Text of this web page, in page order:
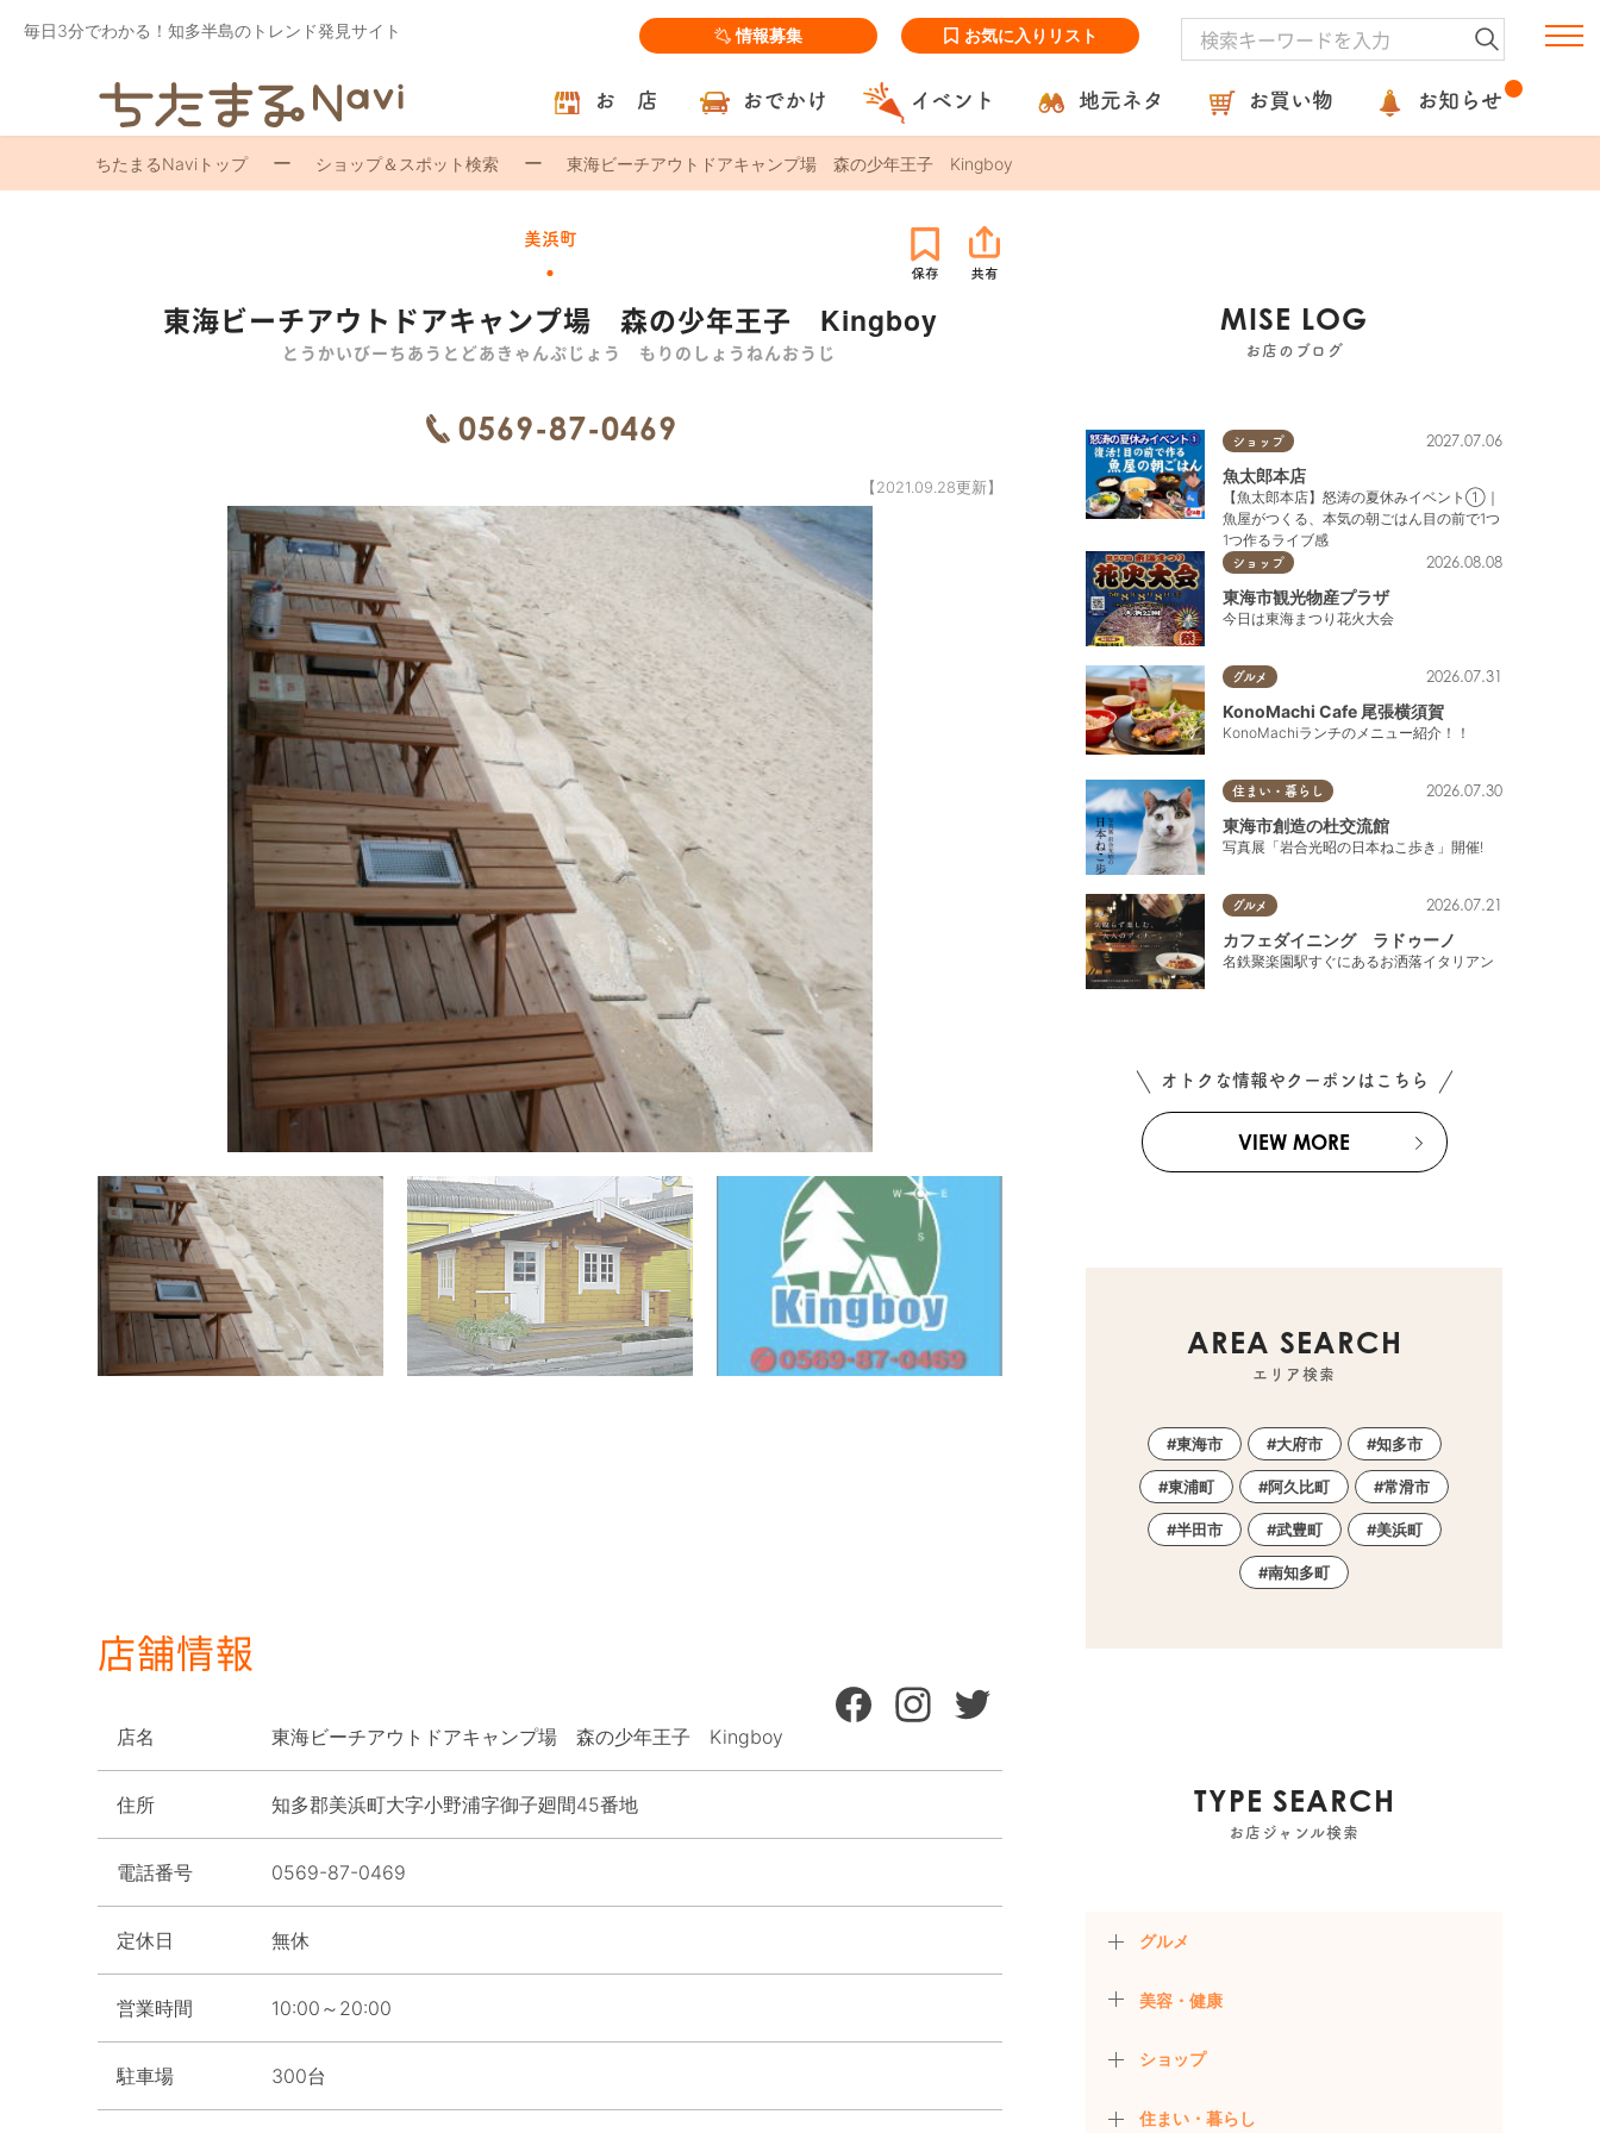
毎日3分でわかる！知多半島のトレンド発見サイト 情報募集 お気に入りリスト
お 店 おでかけ イベント 地元ネタ お買い物 お知らせ
ちたまるNaviトップ ショップ＆スポット検索 東海ビーチアウトドアキャンプ場 森の少年王子 Kingboy
美浜町
東海ビーチアウトドアキャンプ場 森の少年王子 Kingboy
とうかいびーちあうとどあきゃんぷじょう もりのしょうねんおうじ
0569-87-0469
【2021.09.28更新】
店舗情報
店名 東海ビーチアウトドアキャンプ場 森の少年王子 Kingboy
住所 知多郡美浜町大字小野浦字御子廻間45番地
電話番号 0569-87-0469
定休日 無休
営業時間 10:00～20:00
駐車場 300台
MISE LOG
お店のブログ
ショップ 2027.07.06
魚太郎本店
【魚太郎本店】怒涛の夏休みイベント①｜
魚屋がつくる、本気の朝ごはん目の前で1つ
1つ作るライブ感
ショップ 2026.08.08
東海市観光物産プラザ
今日は東海まつり花火大会
グルメ 2026.07.31
KonoMachi Cafe 尾張横須賀
KonoMachiランチのメニュー紹介！！
住まい・暮らし 2026.07.30
東海市創造の杜交流館
写真展「岩合光昭の日本ねこ歩き」開催!
グルメ 2026.07.21
カフェダイニング ラドゥーノ
名鉄聚楽園駅すぐにあるお洒落イタリアン
オトクな情報やクーポンはこちら
VIEW MORE
AREA SEARCH
エリア検索
東海市 大府市 知多市
東浦町 阿久比町 常滑市
半田市 武豊町 美浜町
南知多町
TYPE SEARCH
お店ジャンル検索
グルメ
美容・健康
ショップ
住まい・暮らし